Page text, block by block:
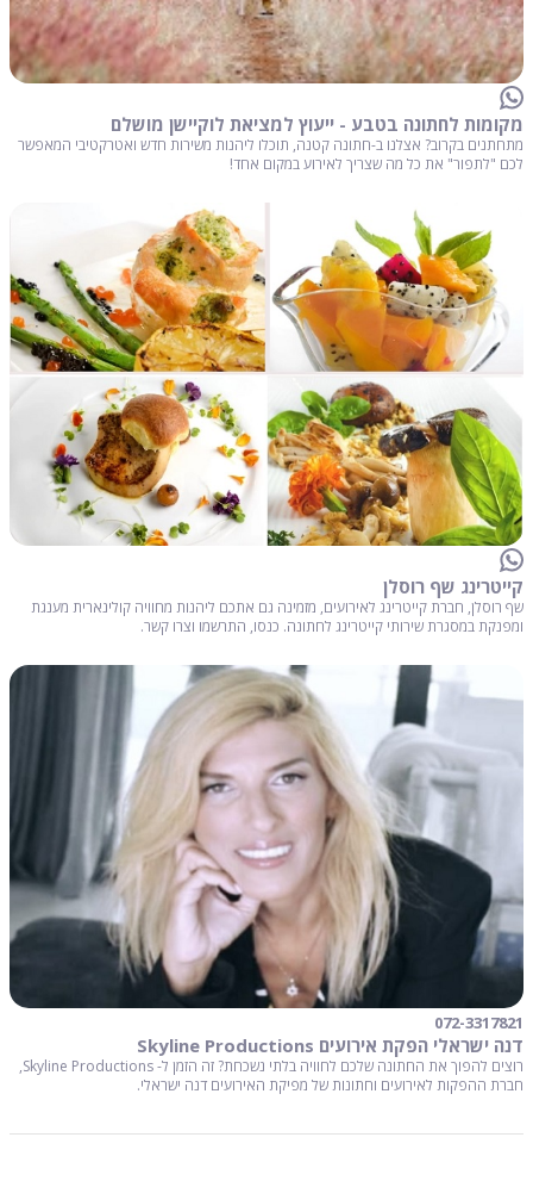
מקומות לחתונה בטבע - ייעוץ למציאת לוקיישן מושלם
מתחתנים בקרוב? אצלנו ב-חתונה קטנה, תוכלו ליהנות משירות חדש ואטרקטיבי המאפשר
לכם "לתפור" את כל מה שצריך לאירוע במקום אחד!
קייטרינג שף רוסלן
שף רוסלן, חברת קייטרינג לאירועים, מזמינה גם אתכם ליהנות מחוויה קולינארית מענגת
ומפנקת במסגרת שירותי קייטרינג לחתונה. כנסו, התרשמו וצרו קשר.
072-3317821
דנה ישראלי הפקת אירועים Skyline Productions
רוצים להפוך את החתונה שלכם לחוויה בלתי נשכחת? זה הזמן ל- Skyline Productions,
חברת ההפקות לאירועים וחתונות של מפיקת האירועים דנה ישראלי.